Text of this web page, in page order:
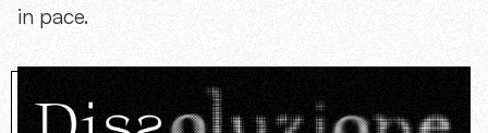
in pace.